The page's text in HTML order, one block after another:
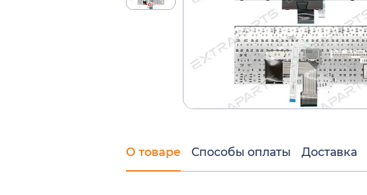
О товаре Способы оплаты Доставка